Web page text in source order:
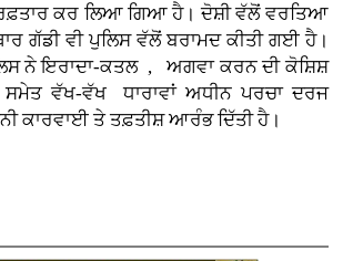
ਕਰ ਲਿਆ ਗਿਆ ਹੈ। ਦੋਸ਼ੀ ਵੱਲੋਂ ਵਰਤਿਆ
ਗੱਡੀ ਵੀ ਪੁਲਿਸ ਵੱਲੋਂ ਬਰਾਮਦ ਕੀਤੀ ਗਈ ਹੈ।
ਨੇ ਇਰਾਦਾ-ਕਤਲ , ਅਗਵਾ ਕਰਨ ਦੀ ਕੋਸ਼ਿਸ਼
ਵੱਖ-ਵੱਖ ਧਾਰਾਵਾਂ ਅਧੀਨ ਪਰਚਾ ਦਰਜ
ਕਾਰਵਾਈ ਤੇ ਤਫ਼ਤੀਸ਼ ਆਰੰਭ ਦਿੱਤੀ ਹੈ।